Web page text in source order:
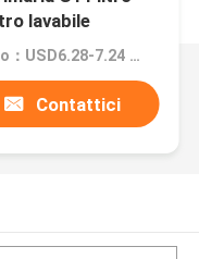
lavabile
Prezzo：USD6.28-7.24 piece
Contattici